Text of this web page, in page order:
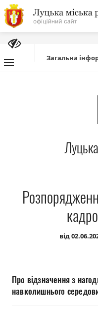
На
головну
Загальна
від
Про відзначення з
навколишнього